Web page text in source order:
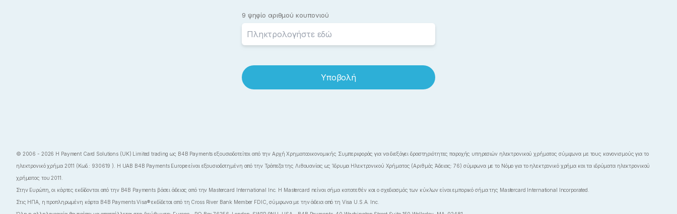
9 ψηφίο αριθμού κουπονιού
Υποβολή
© 2006 - 2026 Η Payment Card Solutions (UK) Limited trading ως B4B Payments εξουσιοδοτείται από την Αρχή Χρηματοοικονομικής Συμπεριφοράς για να διεξάγει δραστηριότητες παροχής υπηρεσιών ηλεκτρονικού χρήματος σύμφωνα με τους κανονισμούς για το
ηλεκτρονικό χρήμα 2011 (Κωδ.: 930619 ). Η UAB B4B Payments Europe είναι εξουσιοδοτημένη από την Τράπεζα της Λιθουανίας ως Ίδρυμα Ηλεκτρονικού Χρήματος (Αριθμός Άδειας: 76) σύμφωνα με το Νόμο για το ηλεκτρονικό χρήμα και τα ιδρύματα ηλεκτρονικού
χρήματος του 2011.
Στην Ευρώπη, οι κάρτες εκδίδονται από την B4B Payments βάσει άδειας από την Mastercard International Inc. H Mastercard nείναι σήμα κατατεθέν και ο σχεδιασμός των κύκλων είναι εμπορικό σήμα της Mastercard International Incorporated.
Στις ΗΠΑ, η προπληρωμένη κάρτα B4B Payments Visa® εκδίδεται από τη Cross River Bank Member FDIC, σύμφωνα με την άδεια από τη Visa U.S.A. Inc.